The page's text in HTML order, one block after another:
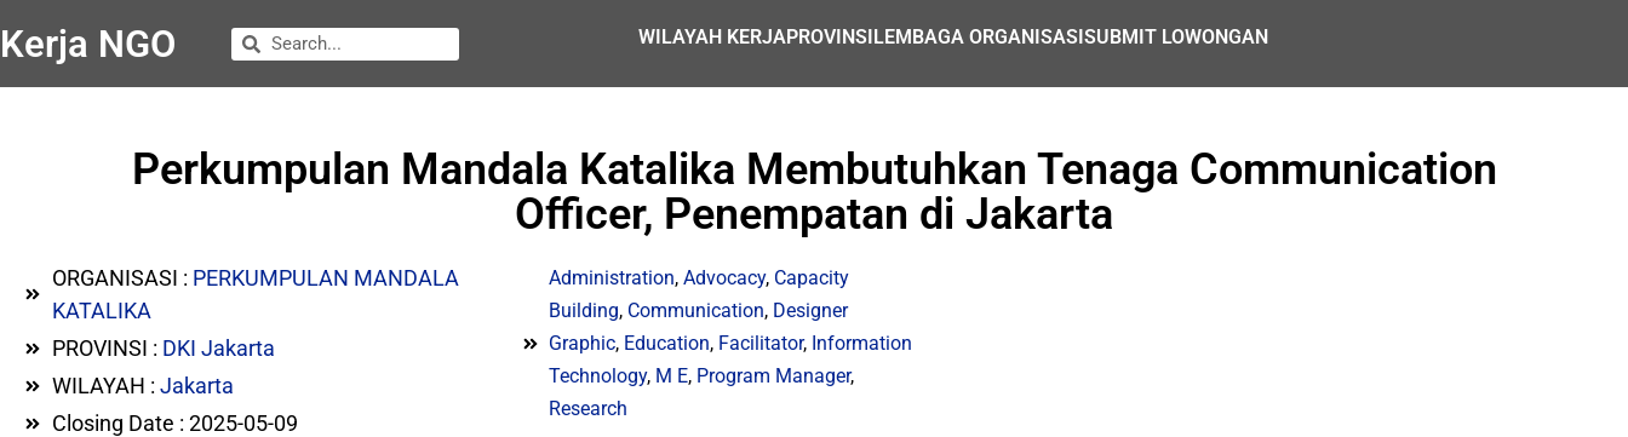
Kerja NGO WILAYAH KERJAPROVINSILEMBAGA ORGANISASISUBMIT LOWONGAN
Perkumpulan Mandala Katalika Membutuhkan Tenaga Communication
Officer, Penempatan di Jakarta
ORGANISASI : PERKUMPULAN MANDALA
KATALIKA
PROVINSI : DKI Jakarta
WILAYAH : Jakarta
Closing Date : 2025-05-09
Administration,Advocacy, Capacity
Building, Communication, Designer
Graphic, Education, Facilitator, Information
Technology, M E, Program Manager,
Research